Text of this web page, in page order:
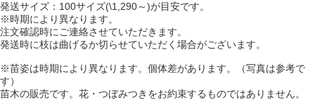
発送サイズ：100サイズ(\1,290～)が目安です。
※時期により異なります。
注文確認時にご連絡させていただきます。
発送時に枝は曲げるか切らせていただく場合がございます。
※苗姿は時期により異なります。個体差があります。（写真は参考で
す）
苗木の販売です。花・つぼみつきをお約束するものではありません。